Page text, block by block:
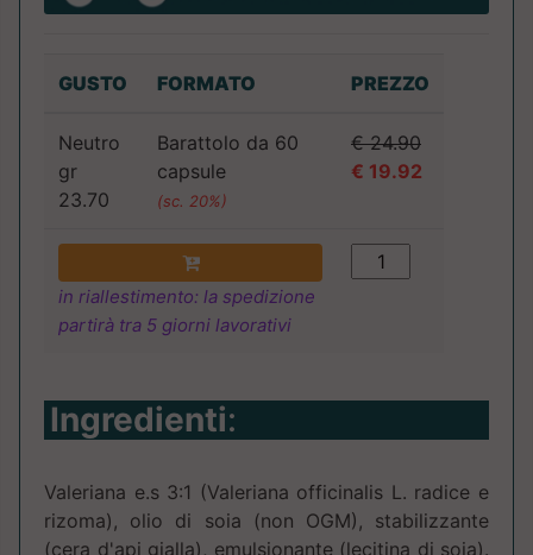
GUSTO FORMATO PREZZO
Neutro
gr
23.70
Barattolo da 60
capsule
(sc. 20%)
€ 24.90
€ 19.92
in riallestimento: la spedizione
partirà tra 5 giorni lavorativi
Ingredienti:
Valeriana e.s 3:1 (Valeriana officinalis L. radice e
rizoma), olio di soia (non OGM), stabilizzante
(cera d'api gialla), emulsionante (lecitina di soia).